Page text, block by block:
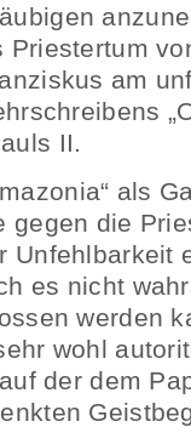
Priestertum
am
II.
als
gegen die
Unfehlbarkeit
es nicht
werden
wohl
der dem